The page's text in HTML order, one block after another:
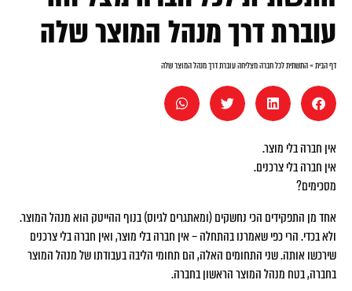
עוברת דרך מנהל המוצר שלה
דף הבית»התשתית לכל חברה מצליחה עוברת דרך מנהל המוצר שלה
אין חברה בלי מוצר.
אין חברה בלי צרכנים.
מסכימים?
אחד מן התפקידים הכי נחשקים (ומאתגרים לגיוס) בנוף ההייטק הוא מנהל המוצר.
ולא בכדי. הרי כפי שאמרנו בהתחלה – אין חברה בלי מוצר, ואין חברה בלי צרכנים
שירכשו אותה. שני התחומים האלה, הם תחומי הליבה בעבודתו של מנהל המוצר
בחברה, בטח מנהל המוצר הראשון בחברה.